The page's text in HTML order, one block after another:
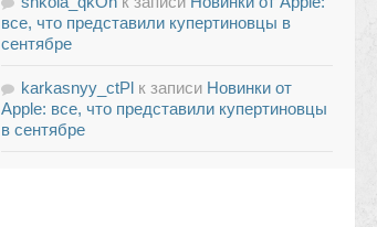
все, что представили купертиновцы в
сентябре
karkasnyy_ctPl к записи Новинки от
Apple: все, что представили купертиновцы
в сентябре